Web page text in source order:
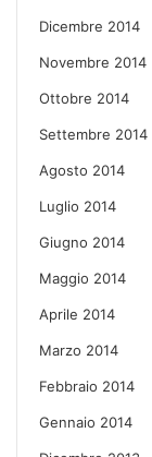
Dicembre 2014
Novembre 2014
Ottobre 2014
Settembre 2014
Agosto 2014
Luglio 2014
Giugno 2014
Maggio 2014
Aprile 2014
Marzo 2014
Febbraio 2014
Gennaio 2014